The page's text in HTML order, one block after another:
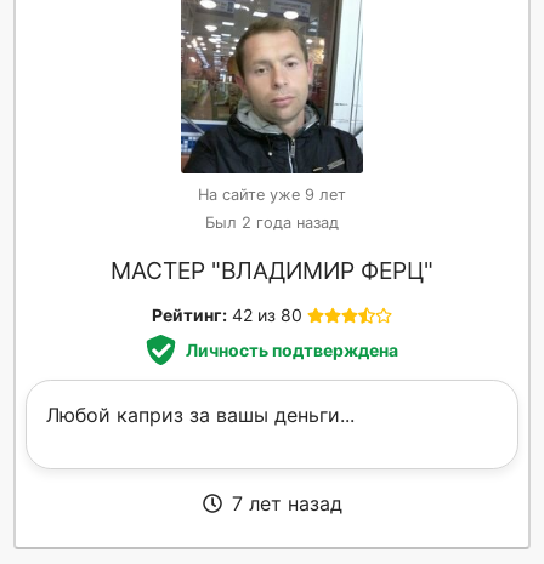
На сайте уже 9 лет
Был 2 года назад
МАСТЕР "ВЛАДИМИР ФЕРЦ"
Рейтинг: 42 из 80
Личность подтверждена
Любой каприз за вашы деньги...
7 лет назад